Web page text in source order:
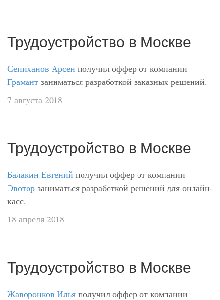
Трудоустройство в Москве
Сепиханов Арсен получил оффер от компании
Грамант заниматься разработкой заказных решений.
7 августа 2018
Трудоустройство в Москве
Балакин Евгений получил оффер от компании
Эвотор заниматься разработкой решений для онлайн-
касс.
18 апреля 2018
Трудоустройство в Москве
Жаворонков Илья получил оффер от компании